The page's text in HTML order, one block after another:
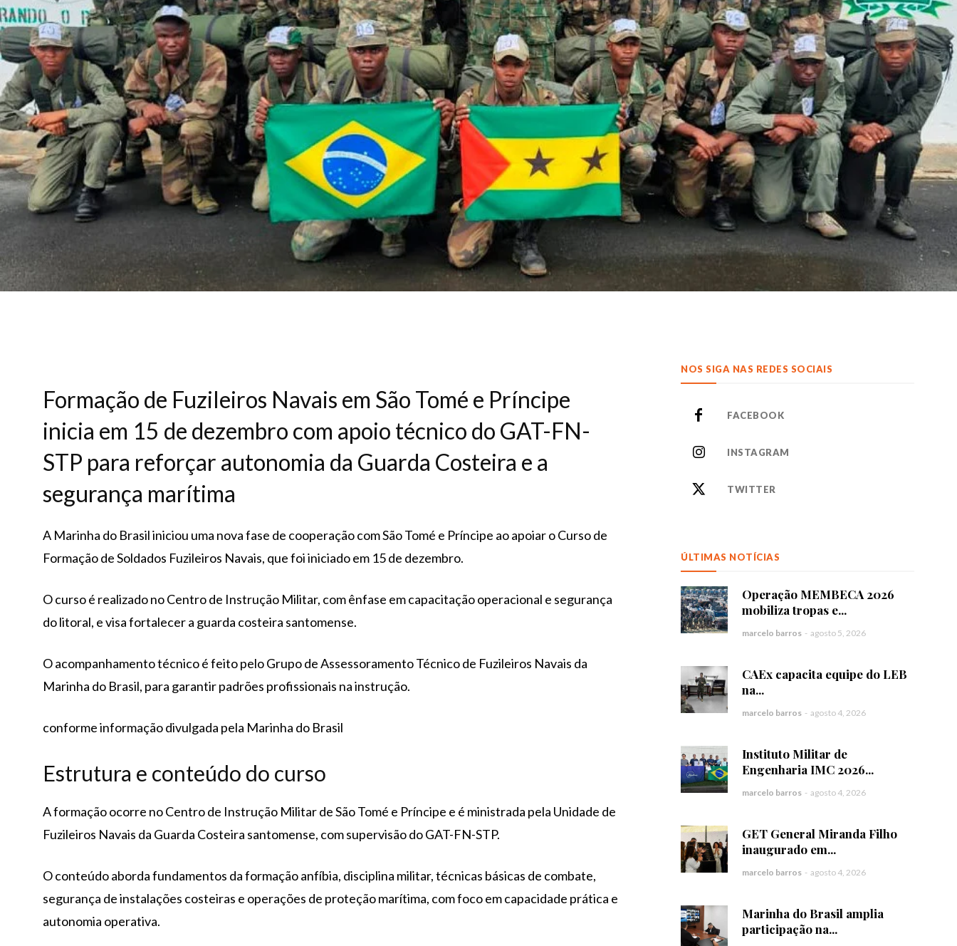
Formação de Fuzileiros Navais em São Tomé e Príncipe
inicia em 15 de dezembro com apoio técnico do GAT-FN-
STP para reforçar autonomia da Guarda Costeira e a
segurança marítima
A Marinha do Brasil iniciou uma nova fase de cooperação com São Tomé e Príncipe ao apoiar o Curso de
Formação de Soldados Fuzileiros Navais, que foi iniciado em 15 de dezembro.
O curso é realizado no Centro de Instrução Militar, com ênfase em capacitação operacional e segurança
do litoral, e visa fortalecer a guarda costeira santomense.
O acompanhamento técnico é feito pelo Grupo de Assessoramento Técnico de Fuzileiros Navais da
Marinha do Brasil, para garantir padrões profissionais na instrução.
conforme informação divulgada pela Marinha do Brasil
Estrutura e conteúdo do curso
A formação ocorre no Centro de Instrução Militar de São Tomé e Príncipe e é ministrada pela Unidade de
Fuzileiros Navais da Guarda Costeira santomense, com supervisão do GAT-FN-STP.
O conteúdo aborda fundamentos da formação anfíbia, disciplina militar, técnicas básicas de combate,
segurança de instalações costeiras e operações de proteção marítima, com foco em capacidade prática e
autonomia operativa.
NOS SIGA NAS REDES SOCIAIS
FACEBOOK
INSTAGRAM
TWITTER
ÚLTIMAS NOTÍCIAS
Operação MEMBECA 2026
mobiliza tropas e...
marcelo barros - agosto 5, 2026
CAEx capacita equipe do LEB
na...
marcelo barros - agosto 4, 2026
Instituto Militar de
Engenharia IMC 2026...
marcelo barros - agosto 4, 2026
GET General Miranda Filho
inaugurado em...
marcelo barros - agosto 4, 2026
Marinha do Brasil amplia
participação na...